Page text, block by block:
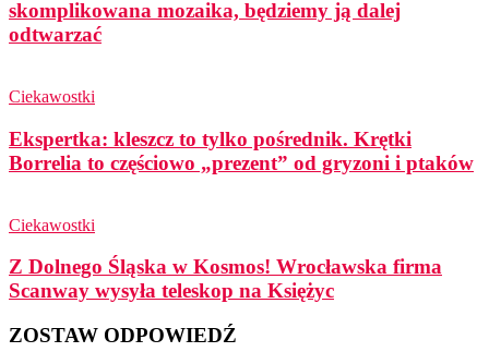
skomplikowana mozaika, będziemy ją dalej
odtwarzać
Ciekawostki
Ekspertka: kleszcz to tylko pośrednik. Krętki
Borrelia to częściowo „prezent” od gryzoni i ptaków
Ciekawostki
Z Dolnego Śląska w Kosmos! Wrocławska firma
Scanway wysyła teleskop na Księżyc
ZOSTAW ODPOWIEDŹ